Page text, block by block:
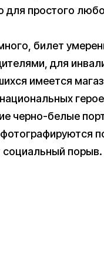
для простого
билет
для
имеется
черно-белые
социальный порыв.